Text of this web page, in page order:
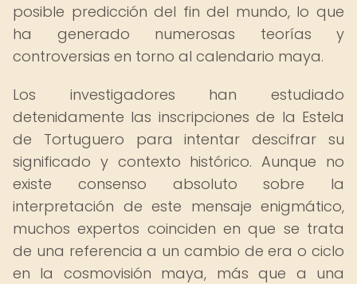
posible predicción del fin del mundo, lo que
ha generado numerosas teorías y
controversias en torno al calendario maya.
Los investigadores han estudiado
detenidamente las inscripciones de la Estela
de Tortuguero para intentar descifrar su
significado y contexto histórico. Aunque no
existe consenso absoluto sobre la
interpretación de este mensaje enigmático,
muchos expertos coinciden en que se trata
de una referencia a un cambio de era o ciclo
en la cosmovisión maya, más que a una